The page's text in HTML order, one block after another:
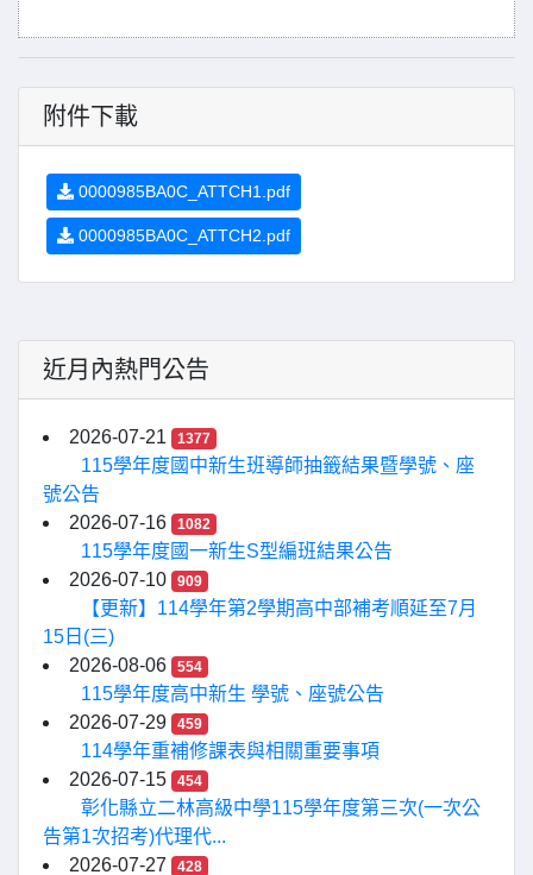
附件下載
0000985BA0C_ATTCH1.pdf
0000985BA0C_ATTCH2.pdf
近月內熱門公告
2026-07-21 1377
115學年度國中新生班導師抽籤結果暨學號、座
號公告
2026-07-16
1082
115學年度國一新生S型編班結果公告
2026-07-10
909
【更新】114學年第2學期高中部補考順延至7月
15日(三)
2026-08-06
554
115學年度高中新生 學號、座號公告
2026-07-29
459
114學年重補修課表與相關重要事項
2026-07-15
454
彰化縣立二林高級中學115學年度第三次(一次公
告第1次招考)代理代...
2026-07-27
428